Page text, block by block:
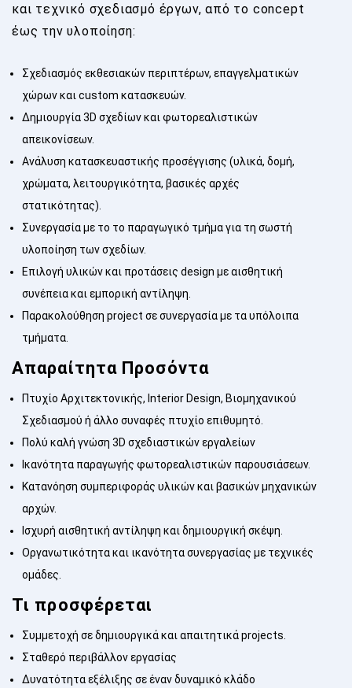
και τεχνικό σχεδιασμό έργων, από το concept
έως την υλοποίηση:
Σχεδιασμός εκθεσιακών περιπτέρων, επαγγελματικών
χώρων και custom κατασκευών.
Δημιουργία 3D σχεδίων και φωτορεαλιστικών
απεικονίσεων.
Ανάλυση κατασκευαστικής προσέγγισης (υλικά, δομή,
χρώματα, λειτουργικότητα, βασικές αρχές
στατικότητας).
Συνεργασία με το το παραγωγικό τμήμα για τη σωστή
υλοποίηση των σχεδίων.
Επιλογή υλικών και προτάσεις design με αισθητική
συνέπεια και εμπορική αντίληψη.
Παρακολούθηση project σε συνεργασία με τα υπόλοιπα
τμήματα.
Απαραίτητα Προσόντα
Πτυχίο Αρχιτεκτονικής, Interior Design, Βιομηχανικού
Σχεδιασμού ή άλλο συναφές πτυχίο επιθυμητό.
Πολύ καλή γνώση 3D σχεδιαστικών εργαλείων
Ικανότητα παραγωγής φωτορεαλιστικών παρουσιάσεων.
Κατανόηση συμπεριφοράς υλικών και βασικών μηχανικών
αρχών.
Ισχυρή αισθητική αντίληψη και δημιουργική σκέψη.
Οργανωτικότητα και ικανότητα συνεργασίας με τεχνικές
ομάδες.
Τι προσφέρεται
Συμμετοχή σε δημιουργικά και απαιτητικά projects.
Σταθερό περιβάλλον εργασίας
Δυνατότητα εξέλιξης σε έναν δυναμικό κλάδο